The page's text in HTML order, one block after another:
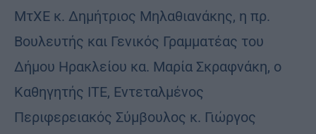
ΜτΧΕ κ. Δημήτριος Μηλαθιανάκης, η πρ.
Βουλευτής και Γενικός Γραμματέας του
Δήμου Ηρακλείου κα. Μαρία Σκραφνάκη, ο
Καθηγητής ΙΤΕ, Εντεταλμένος
Περιφερειακός Σύμβουλος κ. Γιώργος